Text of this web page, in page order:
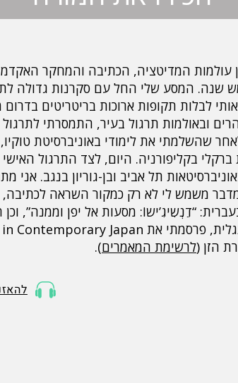
עולמות המדיטציה, הכתיבה והמחקר
שנה. המסע שלי החל עם סקרנות גדולה
לבלות תקופות ארוכות בריטריטים
ובאולמות תרגול בעיר, התמסרתי
שהשלמתי את לימודי באוניברסיטת
ברקלי בקליפורניה. היום, לצד התרגול
תל אביב ובן-גוריון בנגב.
משמש לי לא רק כמקור השראה לכתיבה,
“דֵנְשִיגִ’ישוֹ: מסעות אל יפן וממנה”,
הזן (לרשימת המאמרים).